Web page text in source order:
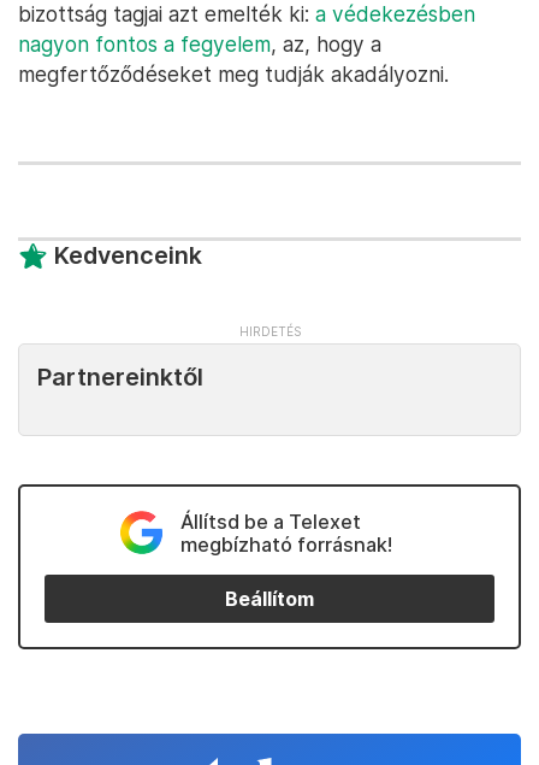
bizottság tagjai azt emelték ki: a védekezésben
nagyon fontos a fegyelem, az, hogy a
megfertőződéseket meg tudják akadályozni.
Kedvenceink
Partnereinktől
Állítsd be a Telexet
megbízható forrásnak!
Beállítom